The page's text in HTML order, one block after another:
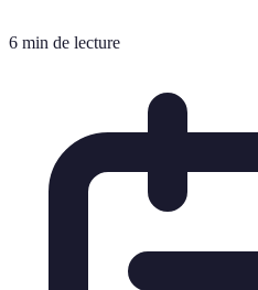
6 min de lecture